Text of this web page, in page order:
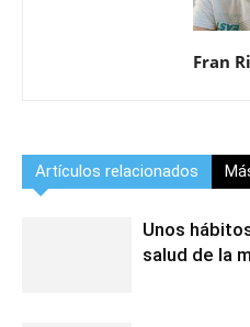
Fran
Artículos relacionados
Unos
salud de la